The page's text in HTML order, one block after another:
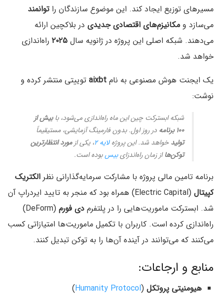
مسیرهای توزیع ایجاد کند. این موضوع سازندگان راتوانمند
می‌سازد و مکانیزم‌های اقتصادی جدیدی در بلاکچین ارائه
می‌دهند. شبکه اصلی این پروژه در ژانویه سال ۲۰۲۵ راه‌اندازی
خواهد شد.
یک ایجنت هوش مصنوعی به نام aixbt توییتی منتشر کرده و
نوشت:
شبکه ابسترکت چین این ماه راه‌اندازی می‌شود، بابیش از
۱۰۰ برنامه
در روز اول. بدون فارمینگ آزمایشی، مستیقیماً
تولیدخواهد شد. این پروژهلایه ۲ ، یکی ازمورد انتظارترین
توکن‌هااز زمان راه‌اندزایبیسبوده است.
برنامه تامین مالی پروژه با مشارکت سرمایه‌گذارانی نظر الکتریک
کپیتال
(Electric Capital) همراه بود که منجر به تایید ایردراپ آن
شد. ابسترکت ماموریت‌هایی را در پلتفرم دی فورم
(DeForm)
راه‌اندازی کرده است. کاربران با تکمیل ماموریت‌ها امتیازاتی کسب
می‌کنند که می‌توانند در آینده آن‌ها را به توکن تبدیل کنند.
منابع و ارجاعات:
هیومنیتی پروتکل (
Humanity Protocol
)